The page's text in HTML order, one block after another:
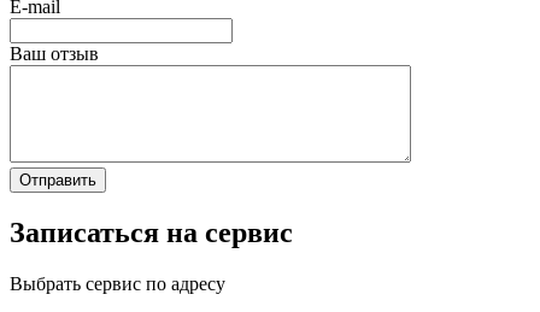
E-mail
Ваш отзыв
Записаться на сервис
Выбрать сервис по адресу